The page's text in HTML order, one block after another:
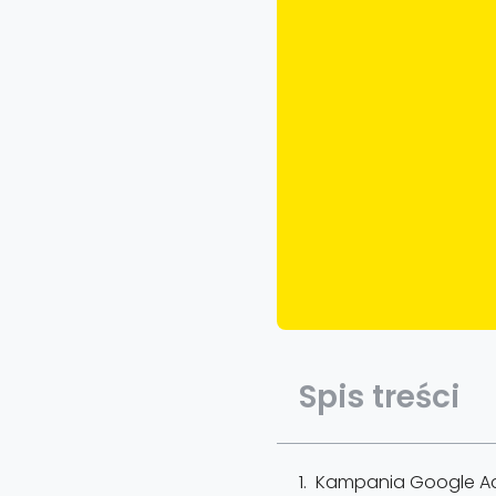
Spis treści
Kampania Google